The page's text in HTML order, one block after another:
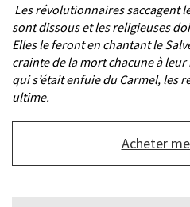
Les révolutionnaires saccagent
sont dissous et les religieuses
Elles le feront en chantant le
crainte de la mort chacune à
qui s’était enfuie du Carmel, les
ultime.
lien
Acheter